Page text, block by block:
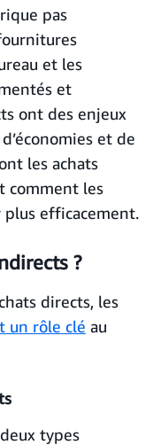
pas
et les
et
ont des enjeux
et de
les achats
comment les
efficacement.
?
directs, les
un rôle clé au
types